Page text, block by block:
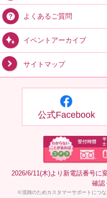
よくあるご質問
イベントアーカイブ
サイトマップ
公式Facebook
2026/6/11(木)より新電話番号に
確認
※混雑のためカスタマーサポートにつ